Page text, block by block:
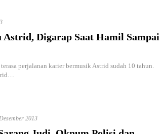
Astrid, Digarap Saat Hamil Sampai
perjalanan karier bermusik Astrid sudah 10 tahun.
2013